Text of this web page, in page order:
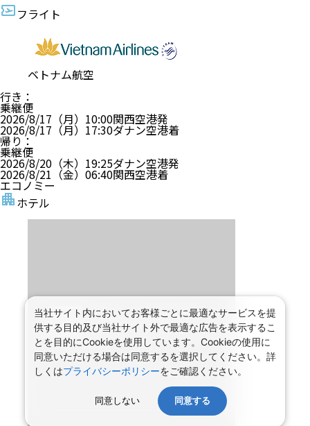
フライト
ベトナム航空
行き ：
乗継便
2026/8/17（月） 10:00関西空港発
2026/8/17（月） 17:30ダナン空港着
帰り ：
乗継便
2026/8/20（木） 19:25ダナン空港発
2026/8/21（金） 06:40関西空港着
エコノミー
ホテル
当社サイト内においてお客様ごとに最適なサービスを提
供する目的及び当社サイト外で最適な広告を表示するこ
とを目的にCookieを使用しています。Cookieの使用に
同意いただける場合は同意するを選択してください。詳
しくはプライバシーポリシーをご確認ください。
同意しない 同意する